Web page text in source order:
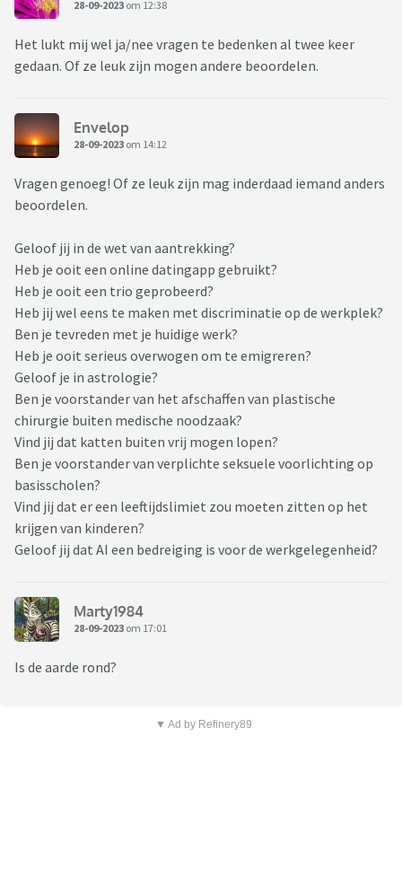
28-09-2023 om 12:38
Het lukt mij wel ja/nee vragen te bedenken al twee keer
gedaan. Of ze leuk zijn mogen andere beoordelen.
Envelop
28-09-2023 om 14:12
Vragen genoeg! Of ze leuk zijn mag inderdaad iemand anders
beoordelen.
Geloof jij in de wet van aantrekking?
Heb je ooit een online datingapp gebruikt?
Heb je ooit een trio geprobeerd?
Heb jij wel eens te maken met discriminatie op de werkplek?
Ben je tevreden met je huidige werk?
Heb je ooit serieus overwogen om te emigreren?
Geloof je in astrologie?
Ben je voorstander van het afschaffen van plastische
chirurgie buiten medische noodzaak?
Vind jij dat katten buiten vrij mogen lopen?
Ben je voorstander van verplichte seksuele voorlichting op
basisscholen?
Vind jij dat er een leeftijdslimiet zou moeten zitten op het
krijgen van kinderen?
Geloof jij dat AI een bedreiging is voor de werkgelegenheid?
Marty1984
28-09-2023 om 17:01
Is de aarde rond?
▼ Ad by Refinery89